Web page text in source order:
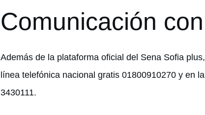
Comunicación
Además de la plataforma oficial del Sena Sofia
línea telefónica nacional gratis 01800910270 y en
3430111.